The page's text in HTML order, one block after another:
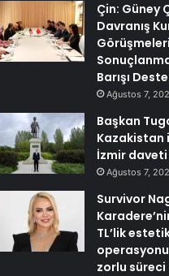
Çin: Güney
Davranış
Barışı
Ağustos 7,
Başkan
Kazakistan
İzmir daveti
Ağustos 7,
Survivor
TL’lik
zorlu süreci